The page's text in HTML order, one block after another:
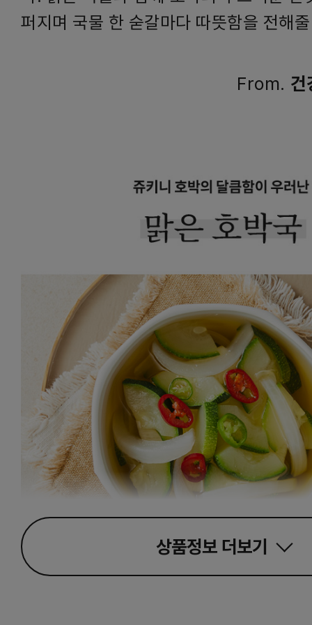
퍼지며 국물 한 숟갈마다 따뜻함을 전해
From. 건
상품정보 더보기